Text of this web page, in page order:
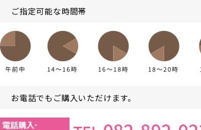
ご指定可能な時間帯
お電話でもご購入いただけます。